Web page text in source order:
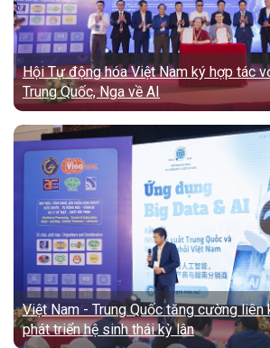
Hội Tự động hóa Việt Nam ký hợp tác
Trung Quốc, Nga về AI
Việt Nam - Trung Quốc tăng cường liên
phát triển hệ sinh thái kỳ lân